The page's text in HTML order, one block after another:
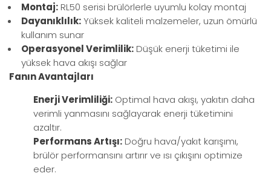
Montaj: RL50 serisi brülörlerle uyumlu kolay montaj
Dayanıklılık:Yüksek kaliteli malzemeler, uzun ömürlü
kullanım sunar
Operasyonel Verimlilik: Düşük enerji tüketimi ile
yüksek hava akışı sağlar
Fanın Avantajları
Enerji Verimliliği: Optimal hava akışı, yakıtın daha
verimli yanmasını sağlayarak enerji tüketimini
azaltır.
Performans Artışı: Doğru hava/yakıt karışımı,
brülör performansını artırır ve ısı çıkışını optimize
eder.